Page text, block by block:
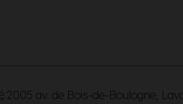
2005 av. de Bois-de-Boulogne,